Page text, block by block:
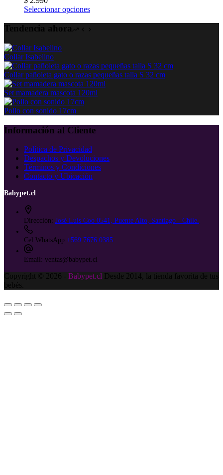
Seleccionar opcionesEste
tiene
opciones
se
pueden
elegir
en
página
de
producto
Tendencia ahora
Collar Isabelino
Collar pañoleta gato o razas pequeñas talla S 32 cm
Set mamadera mascota 120ml
Pollo con sonido 17cm
Información al Cliente
Política de Privacidad
Despachos y Devoluciones
Términos y Condiciones
Contacto y Ubicación
Babypet.cl
Dirección: José Luis Coo 0541, Puente Alto, Santiago - Chile.
Cel WhatsApp +569 7676 0385
Email: ventas@babypet.cl
Copyright © 2026 - Babypet.cl Desde 2014, la tienda favorita de tus
bebés.